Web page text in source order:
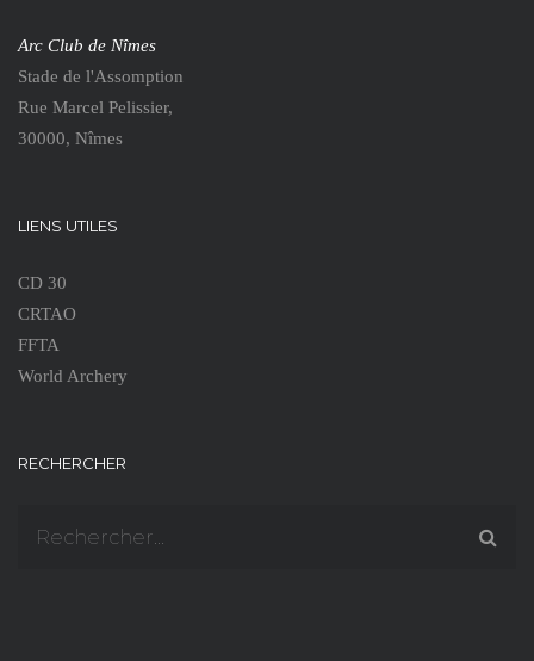
Arc Club de Nîmes
Stade de l'Assomption
Rue Marcel Pelissier,
30000, Nîmes
LIENS UTILES
CD 30
CRTAO
FFTA
World Archery
RECHERCHER